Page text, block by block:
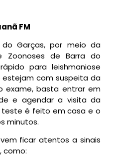
FM
Garças, por meio da
Zoonoses de Barra do
para leishmaniose
estejam com suspeita da
exame, basta entrar em
e agendar a visita da
teste é feito em casa e o
minutos.
ficar atentos a sinais
como: